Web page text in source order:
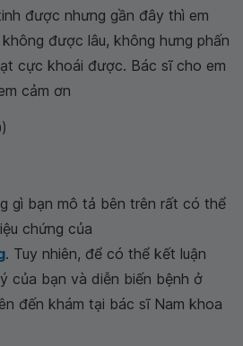
được nhưng gần đây thì em
được lâu, không hưng phấn
cực khoái được. Bác sĩ cho em
cảm ơn
gì bạn mô tả bên trên rất có thể
chứng của
. Tuy nhiên, để có thể kết luận
của bạn và diễn biến bệnh ở
đến khám tại bác sĩ Nam khoa